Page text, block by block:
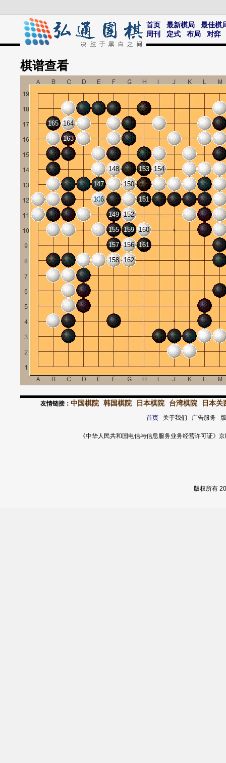
首页 最新棋局
最佳棋
周刊
定式 布局 对弈
棋谱查看
147
148
149
150
151
152
153 154
155
156
157
158
159 160
161
162
163
164
165
166
友情链接： 中国棋院 韩国棋院 日本棋院 台湾棋院 日本关
首页关于我们 广告服务
《中华人民共和国电信与信息服务业务经营许可证
版权所有